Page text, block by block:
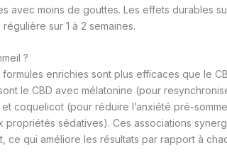
avec moins de gouttes. Les effets durables
sur 1 à 2 semaines.
?
enrichies sont plus efficaces que le
le CBD avec mélatonine (pour
coquelicot (pour réduire l’anxiété pré-
propriétés sédatives). Ces associations
ce qui améliore les résultats par rapport à